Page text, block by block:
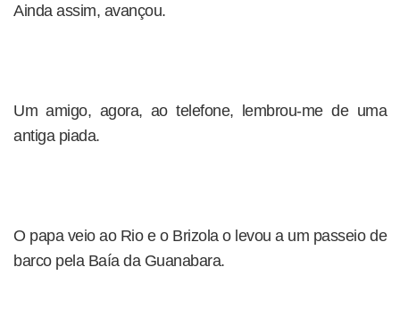
Ainda assim, avançou.
Um amigo, agora, ao telefone, lembrou-me de uma
antiga piada.
O papa veio ao Rio e o Brizola o levou a um passeio de
barco pela Baía da Guanabara.